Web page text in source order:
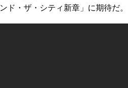
ド・ザ・シティ新章」に期待だ。